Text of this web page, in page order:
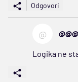
Odgovori
@
Logika ne